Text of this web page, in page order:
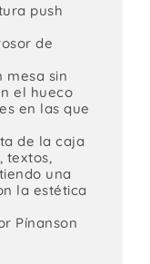
push
de
mesa sin
el hueco
en las que
de la caja
textos,
una
la estética
Pínanson